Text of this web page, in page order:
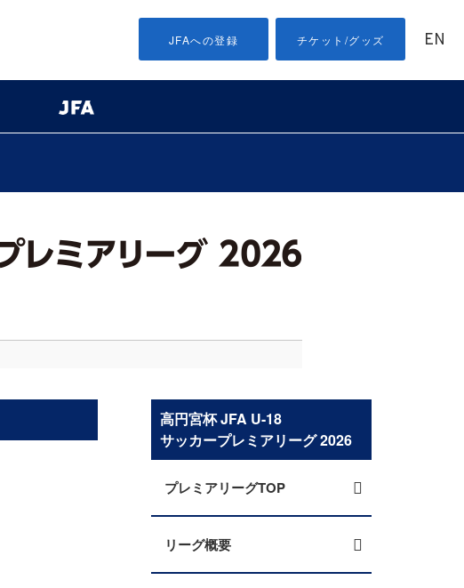
JFAへの登録 チケット/グッズ EN
高円宮杯 JFA U-18
サッカープレミアリーグ 2026
プレミアリーグTOP
リーグ概要